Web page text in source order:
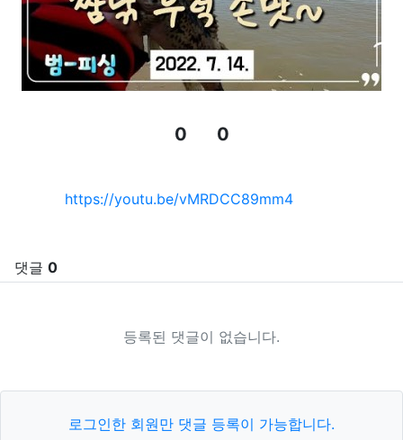
0
0
관련자료https://youtu.be/vMRDCC89mm4
댓글 0
등록된 댓글이 없습니다.
로그인한 회원만 댓글 등록이 가능합니다.